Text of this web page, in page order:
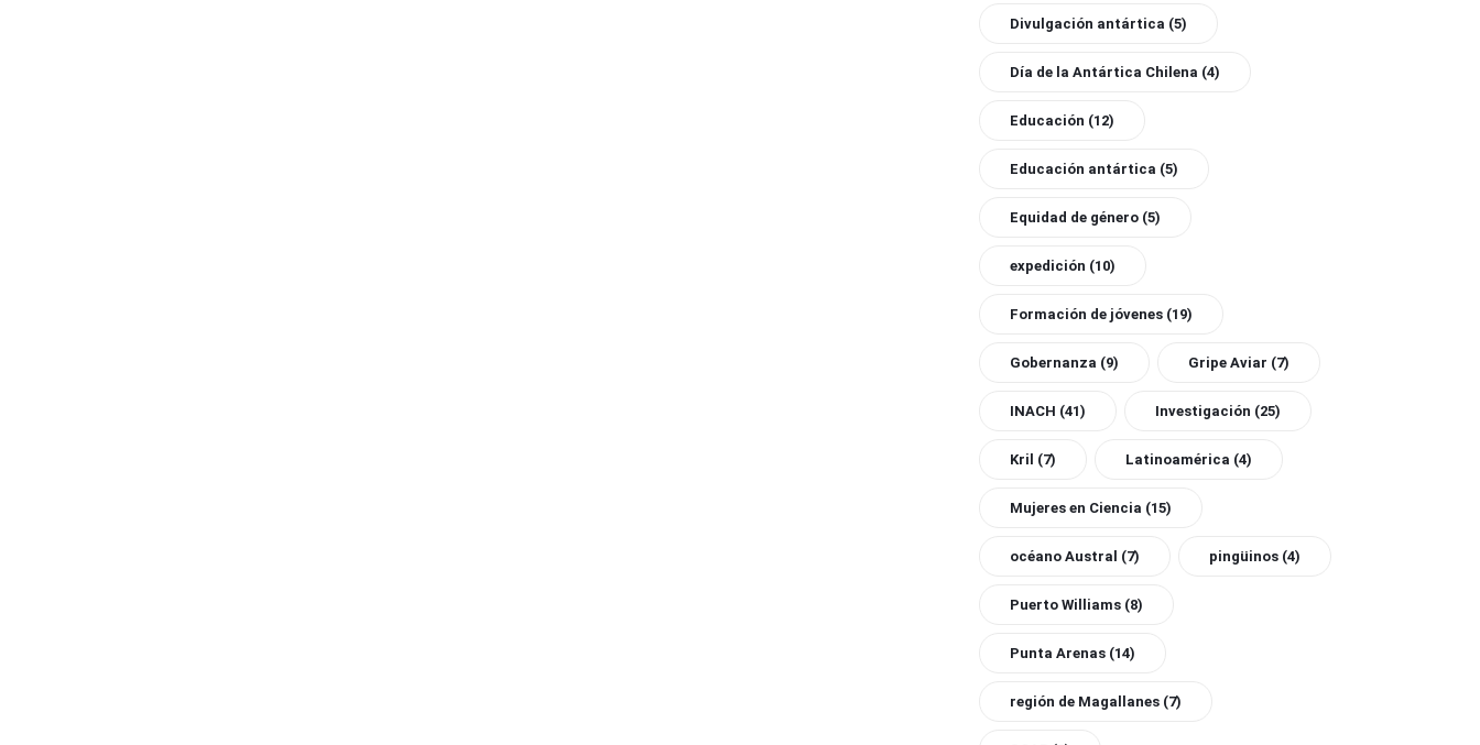
Divulgación antártica (5)
Día de la Antártica Chilena (4)
Educación (12)
Educación antártica (5)
Equidad de género (5)
expedición (10)
Formación de jóvenes (19)
Gobernanza (9) Gripe Aviar (7)
INACH (41) Investigación (25)
Kril (7) Latinoamérica (4)
Mujeres en Ciencia (15)
océano Austral (7) pingüinos (4)
Puerto Williams (8)
Punta Arenas (14)
región de Magallanes (7)